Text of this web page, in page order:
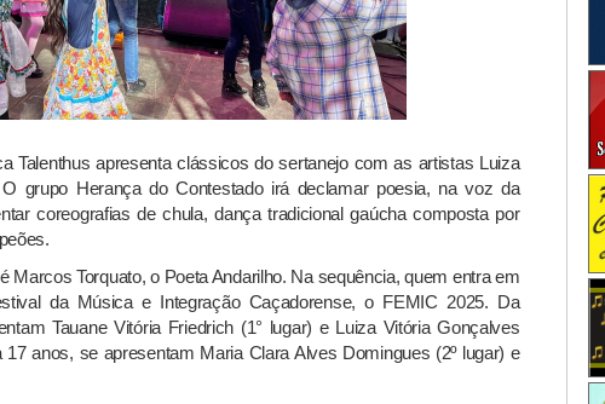
Talenthus apresenta clássicos do sertanejo com as artistas Luiza
grupo Herança do Contestado irá declamar poesia, na voz da
coreografias de chula, dança tradicional gaúcha composta por
Marcos Torquato, o Poeta Andarilho. Na sequência, quem entra em
da Música e Integração Caçadorense, o FEMIC 2025. Da
Tauane Vitória Friedrich (1° lugar) e Luiza Vitória Gonçalves
17 anos, se apresentam Maria Clara Alves Domingues (2º lugar) e